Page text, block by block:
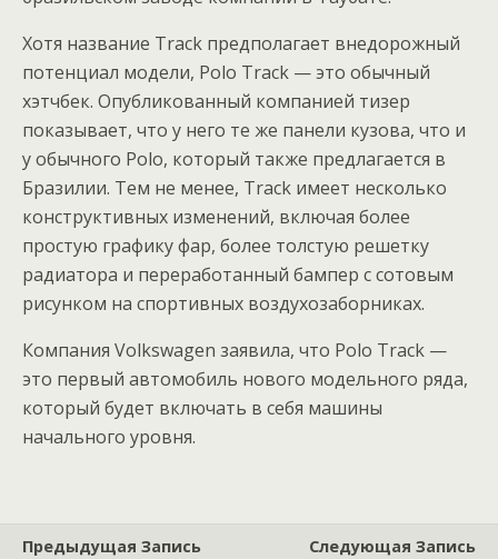
Хотя название Track предполагает внедорожный
потенциал модели, Polo Track — это обычный
хэтчбек. Опубликованный компанией тизер
показывает, что у него те же панели кузова, что и
у обычного Polo, который также предлагается в
Бразилии. Тем не менее, Track имеет несколько
конструктивных изменений, включая более
простую графику фар, более толстую решетку
радиатора и переработанный бампер с сотовым
рисунком на спортивных воздухозаборниках.
Компания Volkswagen заявила, что Polo Track —
это первый автомобиль нового модельного ряда,
который будет включать в себя машины
начального уровня.
Предыдущая Запись Следующая Запись